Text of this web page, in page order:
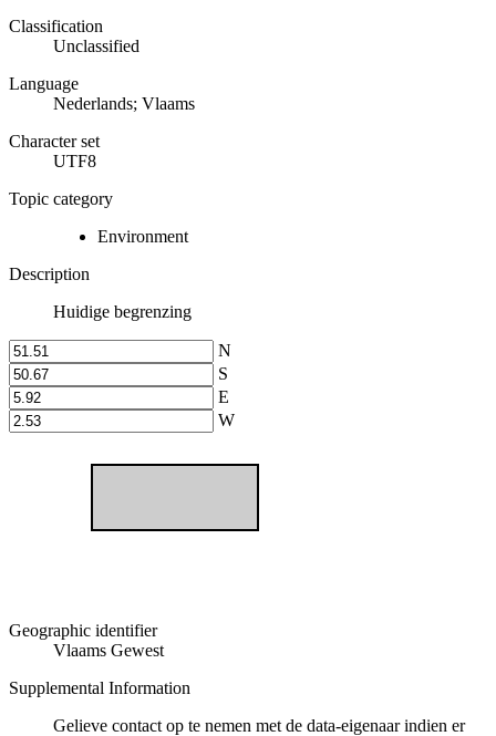
Classification
Unclassified
Language
Nederlands; Vlaams
Character set
UTF8
Topic category
Environment
Description
Huidige begrenzing
N
S
E
W
Geographic identifier
Vlaams Gewest
Supplemental Information
Gelieve contact op te nemen met de data-eigenaar indien er